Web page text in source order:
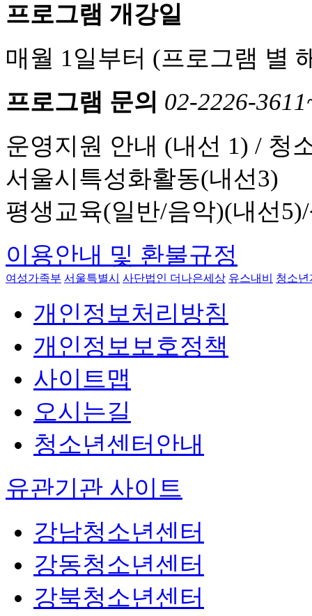
프로그램 개강일
매월 1일부터 (프로그램 별
프로그램 문의 02-2226-
운영지원 안내 (내선 1) / 청
서울시특성화활동(내선3)
평생교육(일반/음악)(내선
이용안내 및 환불규정
여성가족부 서울특별시 사단법인 더나은세상 유스내비 청소
개인정보처리방침
개인정보보호정책
사이트맵
오시는길
청소년센터안내
유관기관 사이트
강남청소년센터
강동청소년센터
강북청소년센터